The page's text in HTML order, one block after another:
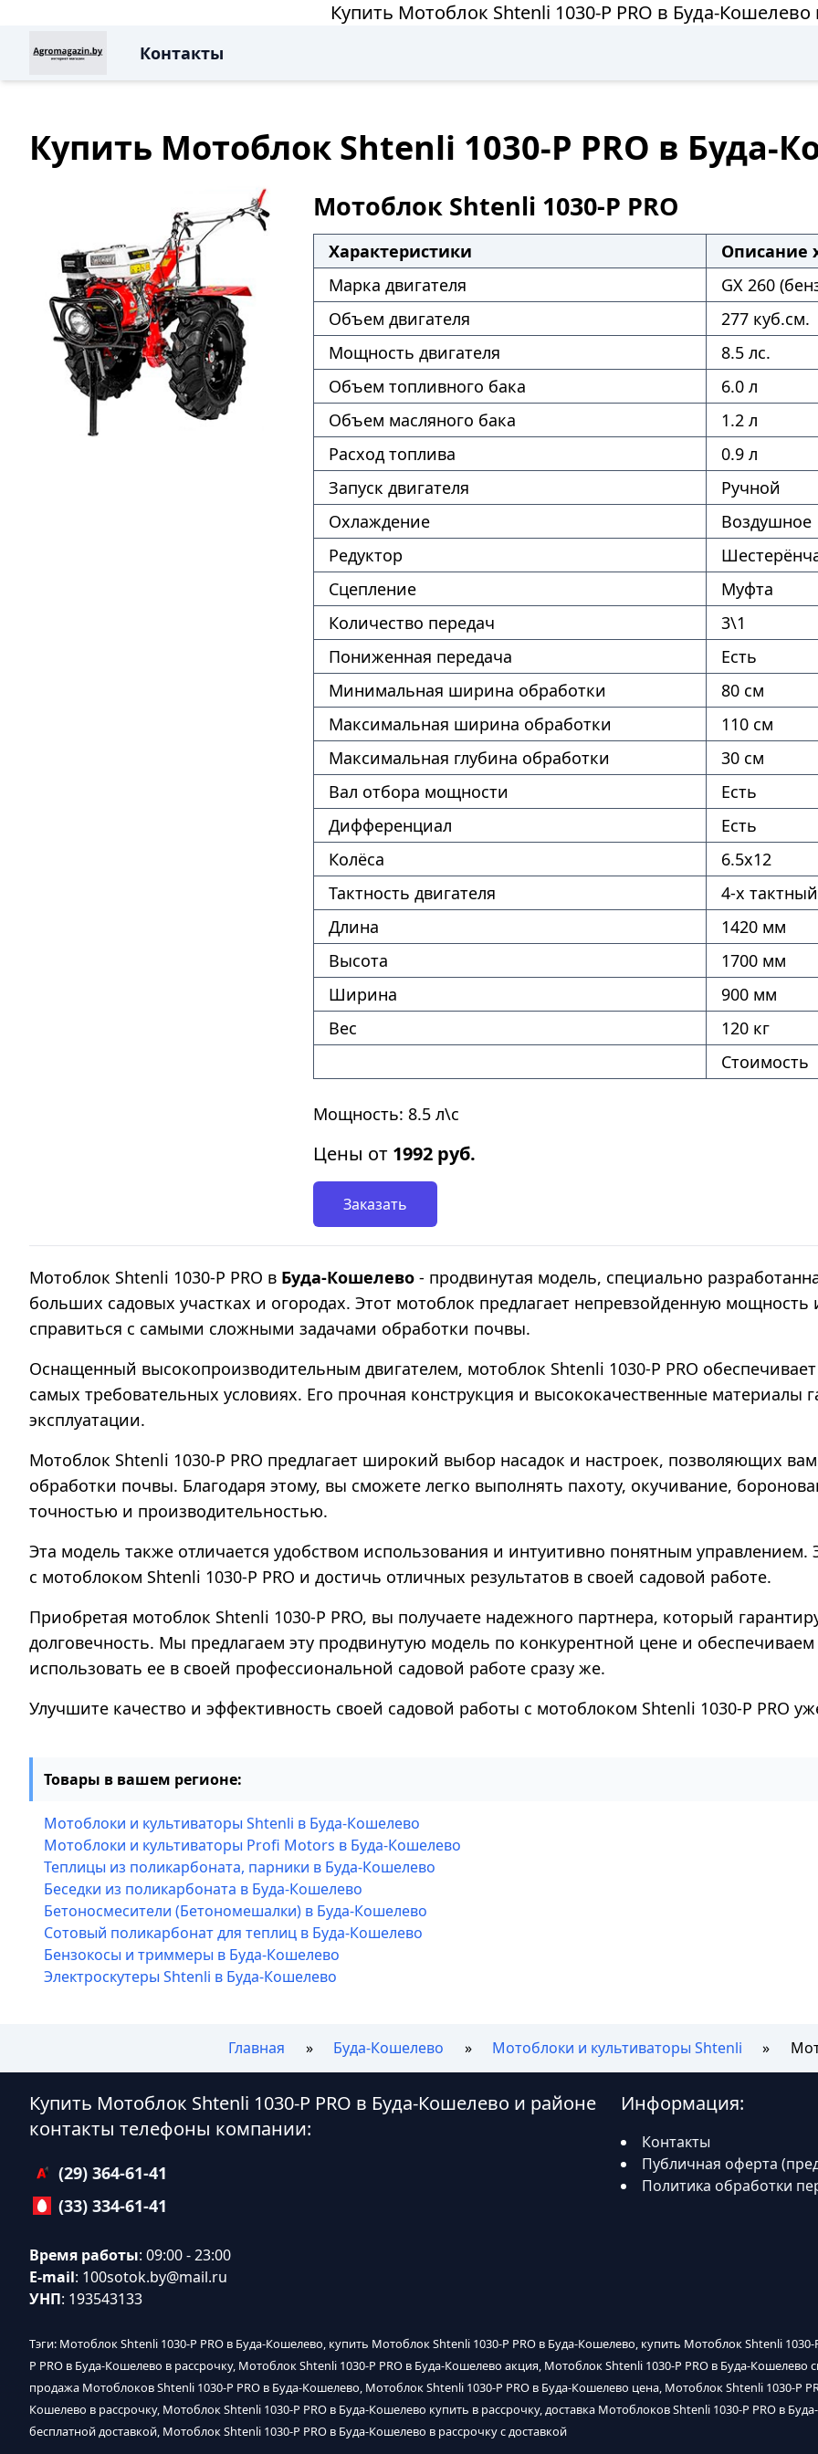
Купить Мотоблок Shtenli 1030-P PRO в Буда-
Контакты
Купить Мотоблок Shtenli 1030-P PRO в Буда-
Мотоблок Shtenli 1030-P PRO
Характеристики
Описание
Марка двигателя
GX 260
Объем двигателя
277 куб.см.
Мощность двигателя
8.5 лс.
Объем топливного бака
6.0 л
Объем масляного бака
1.2 л
Расход топлива
0.9 л
Запуск двигателя
Ручной
Охлаждение
Воздушное
Редуктор
Сцепление
Муфта
Количество передач
3\1
Пониженная передача
Есть
Минимальная ширина обработки
80 см
Максимальная ширина обработки
110 см
Максимальная глубина обработки
30 см
Вал отбора мощности
Есть
Дифференциал
Есть
Колёса
6.5х12
Тактность двигателя
4-х тактный
Длина
1420 мм
Высота
1700 мм
Ширина
900 мм
Вес
120 кг
Стоимость
Мощность: 8.5 л\с
Цены от 1992 руб.
Заказать
Мотоблок Shtenli 1030-P PRO в Буда-Кошелево - продвинутая модель, специально
больших садовых участках и огородах. Этот мотоблок предлагает непревзойденную
справиться с самыми сложными задачами обработки почвы.
Оснащенный высокопроизводительным двигателем, мотоблок Shtenli 1030-P PRO
самых требовательных условиях. Его прочная конструкция и высококачественные материалы
эксплуатации.
Мотоблок Shtenli 1030-P PRO предлагает широкий выбор насадок и настроек, позволяющих
обработки почвы. Благодаря этому, вы сможете легко выполнять пахоту, окучивание,
точностью и производительностью.
Эта модель также отличается удобством использования и интуитивно понятным управлением.
с мотоблоком Shtenli 1030-P PRO и достичь отличных результатов в своей садовой работе.
Приобретая мотоблок Shtenli 1030-P PRO, вы получаете надежного партнера, который
долговечность. Мы предлагаем эту продвинутую модель по конкурентной цене и
использовать ее в своей профессиональной садовой работе сразу же.
Улучшите качество и эффективность своей садовой работы с мотоблоком Shtenli 1030-P PRO
Товары в вашем регионе:
Мотоблоки и культиваторы Shtenli в Буда-Кошелево
Мотоблоки и культиваторы Profi Motors в Буда-Кошелево
Теплицы из поликарбоната, парники в Буда-Кошелево
Беседки из поликарбоната в Буда-Кошелево
Бетоносмесители (Бетономешалки) в Буда-Кошелево
Сотовый поликарбонат для теплиц в Буда-Кошелево
Бензокосы и триммеры в Буда-Кошелево
Электроскутеры Shtenli в Буда-Кошелево
Главная Буда-Кошелево Мотоблоки и культиваторы Shtenli
Купить Мотоблок Shtenli 1030-P PRO в Буда-Кошелево и районе
контакты телефоны компании:
(29) 364-61-41
(33) 334-61-41
Время работы: 09:00 - 23:00
E-mail: 100sotok.by@mail.ru
УНП: 193543133
Информация:
Контакты
Публичная оферта
Политика обработки
Тэги: Мотоблок Shtenli 1030-P PRO в Буда-Кошелево, купить Мотоблок Shtenli 1030-P PRO в Буда-Кошелево, купить Мотоблок Shtenli
P PRO в Буда-Кошелево в рассрочку, Мотоблок Shtenli 1030-P PRO в Буда-Кошелево акция, Мотоблок Shtenli 1030-P PRO в Буда-
продажа Мотоблоков Shtenli 1030-P PRO в Буда-Кошелево, Мотоблок Shtenli 1030-P PRO в Буда-Кошелево цена, Мотоблок Shtenli 1030-P
Кошелево в рассрочку, Мотоблок Shtenli 1030-P PRO в Буда-Кошелево купить в рассрочку, доставка Мотоблоков Shtenli 1030-P PRO в
бесплатной доставкой, Мотоблок Shtenli 1030-P PRO в Буда-Кошелево в рассрочку с доставкой